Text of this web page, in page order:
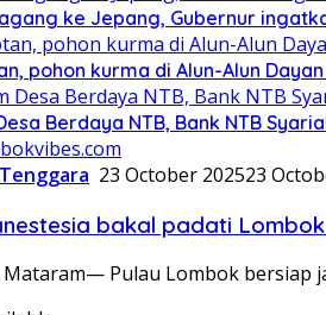
ke Jepang, Gubernur
pohon kurma di Alun-Alun
Berdaya NTB, Bank NTB
23 October 202523
bakal padati
Mataram— Pulau Lombok bersiap